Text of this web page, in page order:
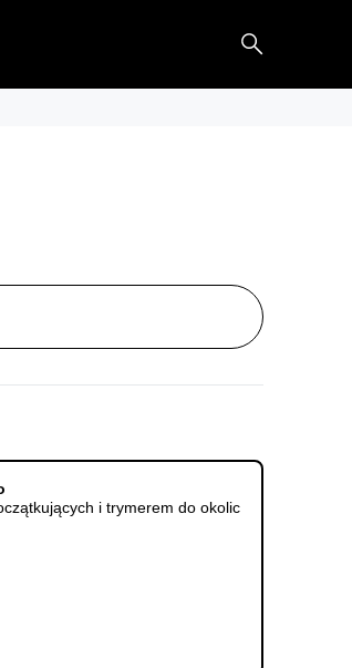
i trymerem do okolic